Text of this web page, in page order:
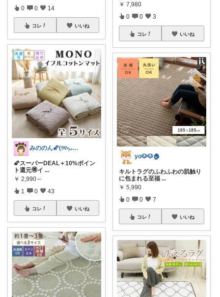
0 0 14
コレ いいね
みののん🌠(୨୧•͈ᴗ•͈)感謝♡
🌠スーパーDEAL＋10%ポイン
ト還元🉐イ ...
￥ 2,990～
1 0 43
コレ いいね
￥ 7,980
0 0 3
コレ いいね
yo🐶🐶🏠
キルトラグのふわふわの肌触り
に包まれる至福 ...
￥ 5,990
0 0 7
コレ いいね